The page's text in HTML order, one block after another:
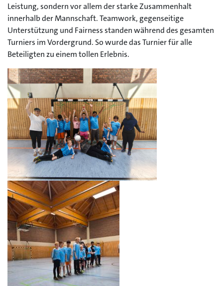
Leistung, sondern vor allem der starke Zusammenhalt
innerhalb der Mannschaft. Teamwork, gegenseitige
Unterstützung und Fairness standen während des gesamten
Turniers im Vordergrund. So wurde das Turnier für alle
Beteiligten zu einem tollen Erlebnis.